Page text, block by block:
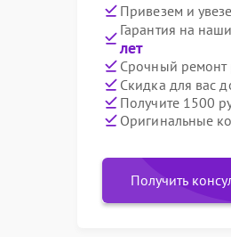
Привезем и
Гарантия на
лет
Срочный ремонт
Скидка для вас
Получите 1500
Оригинальные
Получить